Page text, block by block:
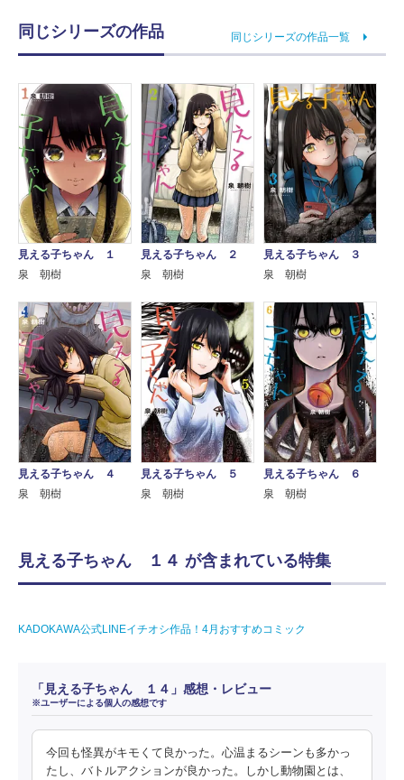
同じシリーズの作品 同じシリーズの作品一覧
見える子ちゃん １
泉 朝樹
見える子ちゃん ２
泉 朝樹
見える子ちゃん ３
泉 朝樹
見える子ちゃん ４
泉 朝樹
見える子ちゃん ５
泉 朝樹
見える子ちゃん ６
泉 朝樹
見える子ちゃん １４ が含まれている特集
KADOKAWA公式LINEイチオシ作品！4月おすすめコミック
「見える子ちゃん １４」感想・レビュー
※ユーザーによる個人の感想です
今回も怪異がキモくて良かった。心温まるシーンも多かっ
たし、バトルアクションが良かった。しかし動物園とは、